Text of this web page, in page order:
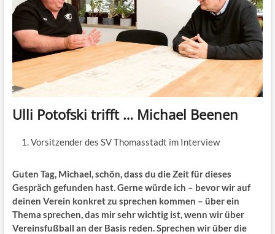
Ulli Potofski trifft … Michael Beenen
Vorsitzender des SV Thomasstadt im Interview
Guten Tag, Michael, schön, dass du die Zeit für dieses
Gespräch gefunden hast. Gerne würde ich – bevor wir auf
deinen Verein konkret zu sprechen kommen – über ein
Thema sprechen, das mir sehr wichtig ist, wenn wir über
Vereinsfußball an der Basis reden. Sprechen wir über die